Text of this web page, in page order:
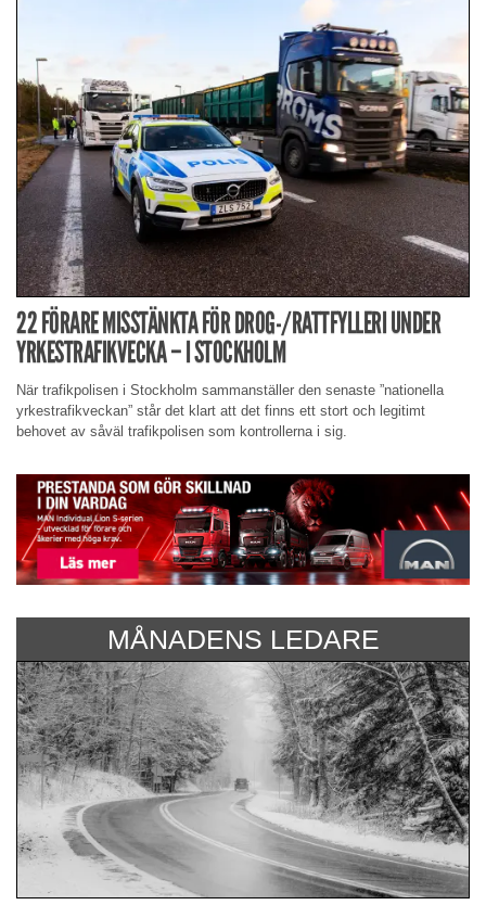
22 FÖRARE MISSTÄNKTA FÖR DROG-/RATTFYLLERI UNDER
YRKESTRAFIKVECKA – I STOCKHOLM
När trafikpolisen i Stockholm sammanställer den senaste ”nationella
yrkestrafikveckan” står det klart att det finns ett stort och legitimt
behovet av såväl trafikpolisen som kontrollerna i sig.
MÅNADENS LEDARE